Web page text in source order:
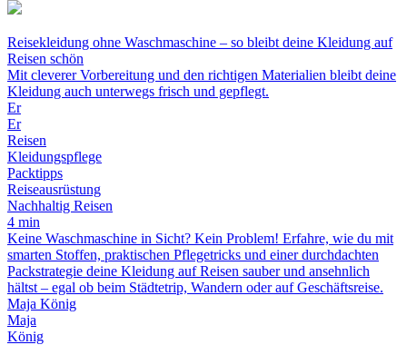
Reisekleidung ohne Waschmaschine – so bleibt deine Kleidung auf
Reisen schön
Mit cleverer Vorbereitung und den richtigen Materialien bleibt deine
Kleidung auch unterwegs frisch und gepflegt.
Er
Er
Reisen
Kleidungspflege
Packtipps
Reiseausrüstung
Nachhaltig Reisen
4 min
Keine Waschmaschine in Sicht? Kein Problem! Erfahre, wie du mit
smarten Stoffen, praktischen Pflegetricks und einer durchdachten
Packstrategie deine Kleidung auf Reisen sauber und ansehnlich
hältst – egal ob beim Städtetrip, Wandern oder auf Geschäftsreise.
Maja König
Maja
König